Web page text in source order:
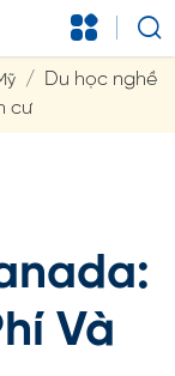
Du học nghề
cư
Và